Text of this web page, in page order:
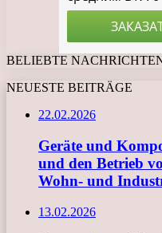
BELIEBTE
NEUESTE BEITRÄGE
22.02.2026
Geräte und
und den Betrieb
Wohn- und
13.02.2026